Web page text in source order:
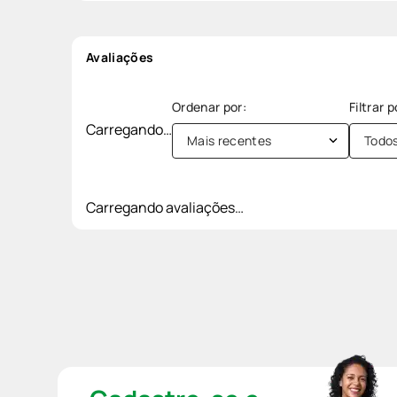
Avaliações
Carregando…
Mais recentes
Carregando avaliações…